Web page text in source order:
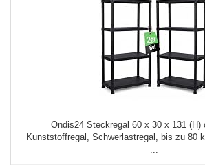
Ondis24 Steckregal 60 x 30 x 131 (H)
Kunststoffregal, Schwerlastregal, bis zu 80